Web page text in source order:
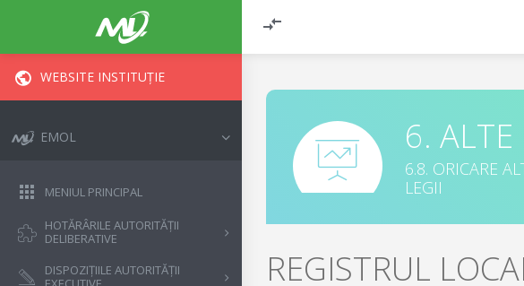
WEBSITE INSTITUȚIE
EMOL
MENIUL PRINCIPAL
HOTĂRÂRILE AUTORITĂȚII
DELIBERATIVE
DISPOZIȚIILE AUTORITĂȚII
6.
6.8. ORICARE
LEGII
REGISTRUL